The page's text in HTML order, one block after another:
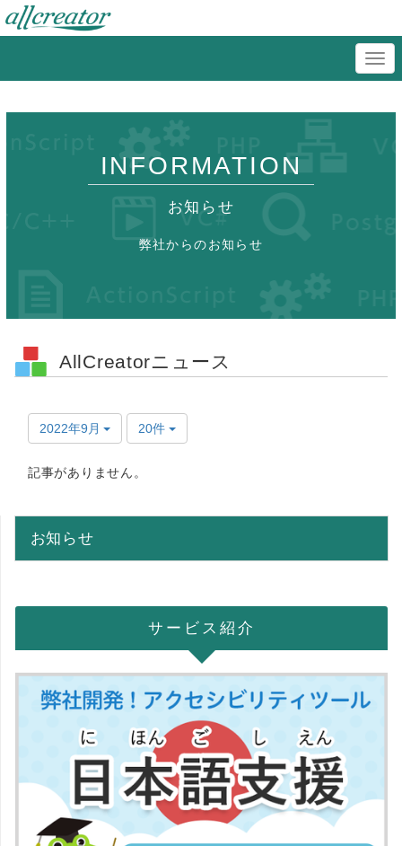
INFORMATION
お知らせ
弊社からのお知らせ
AllCreatorニュース
2022年9月 20件
記事がありません。
お知らせ
サービス紹介